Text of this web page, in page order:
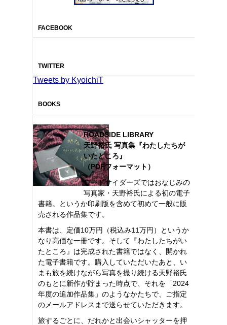
FACEBOOK
TWITTER
Tweets by KyoichiT
BOOKS
ROADSIDE LIBRARY
天野裕氏 写真集『わたしたちが
いたところ』
（PDFフォーマット）
ロードサイダーズではおなじみの
写真家・天野裕氏による初の電子
書籍。というか印刷版を含めて初めて一般に販
売される作品集です。
本書は、定価10万円（税込み11万円）というか
なり高価な一冊です。そして『わたしたちがい
たところ』は完成された書籍ではなく、開かれ
た電子書籍です。購入していただいたあと、い
まも旅を続けながら写真を撮り続ける天野裕氏
のもとに新作が貯まった時点で、それを「2024
年度の追加作品集」のようなかたちで、ご指定
のメールアドレスまで送らせていただきます。
旅するごとに、だれかと出会いシャッターを押